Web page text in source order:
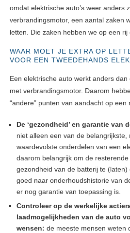
omdat elektrische auto’s weer anders
verbrandingsmotor, een aantal zaken
letten. Die zaken hebben we op een rij
WAAR MOET JE EXTRA OP
VOOR EEN TWEEDEHANDS
Een elektrische auto werkt anders
met verbrandingsmotor. Daarom
“andere” punten van aandacht op een
De ‘gezondheid’ en garantie van
niet alleen een van de
waardevolste onderdelen van een
daarom belangrijk om de
gezondheid van de batterij te
goed naar onderhoudshistorie van
er nog garantie van toepassing is.
Controleer op de werkelijke
laadmogelijkheden van de auto
wensen: de meeste mensen weten